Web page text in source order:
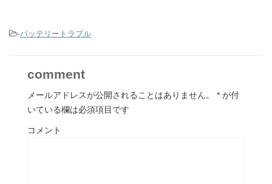
-バッテリートラブル
comment
メールアドレスが公開されることはありません。 * が付
いている欄は必須項目です
コメント